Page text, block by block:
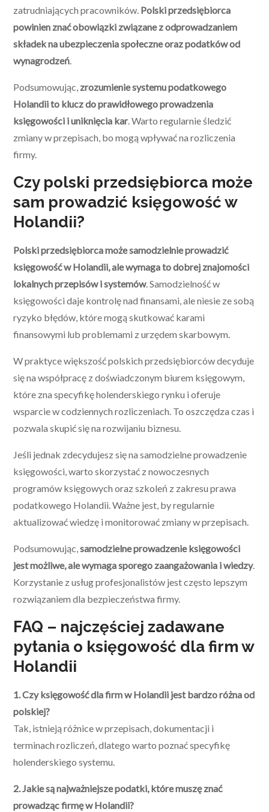
zatrudniających pracowników. Polski przedsiębiorca
powinien znać obowiązki związane z odprowadzaniem
składek na ubezpieczenia społeczne oraz podatków od
wynagrodzeń.
Podsumowując, zrozumienie systemu podatkowego
Holandii to klucz do prawidłowego prowadzenia
księgowości i uniknięcia kar. Warto regularnie śledzić
zmiany w przepisach, bo mogą wpływać na rozliczenia
firmy.
Czy polski przedsiębiorca może
sam prowadzić księgowość w
Holandii?
Polski przedsiębiorca może samodzielnie prowadzić
księgowość w Holandii, ale wymaga to dobrej znajomości
lokalnych przepisów i systemów. Samodzielność w
księgowości daje kontrolę nad finansami, ale niesie ze sobą
ryzyko błędów, które mogą skutkować karami
finansowymi lub problemami z urzędem skarbowym.
W praktyce większość polskich przedsiębiorców decyduje
się na współpracę z doświadczonym biurem księgowym,
które zna specyfikę holenderskiego rynku i oferuje
wsparcie w codziennych rozliczeniach. To oszczędza czas i
pozwala skupić się na rozwijaniu biznesu.
Jeśli jednak zdecydujesz się na samodzielne prowadzenie
księgowości, warto skorzystać z nowoczesnych
programów księgowych oraz szkoleń z zakresu prawa
podatkowego Holandii. Ważne jest, by regularnie
aktualizować wiedzę i monitorować zmiany w przepisach.
Podsumowując,samodzielne prowadzenie księgowości
jest możliwe, ale wymaga sporego zaangażowania i wiedzy.
Korzystanie z usług profesjonalistów jest często lepszym
rozwiązaniem dla bezpieczeństwa firmy.
FAQ – najczęściej zadawane
pytania o księgowość dla firm w
Holandii
1. Czy księgowość dla firm w Holandii jest bardzo różna od
polskiej?
Tak, istnieją różnice w przepisach, dokumentacji i
terminach rozliczeń, dlatego warto poznać specyfikę
holenderskiego systemu.
2. Jakie są najważniejsze podatki, które muszę znać
prowadząc firmę w Holandii?